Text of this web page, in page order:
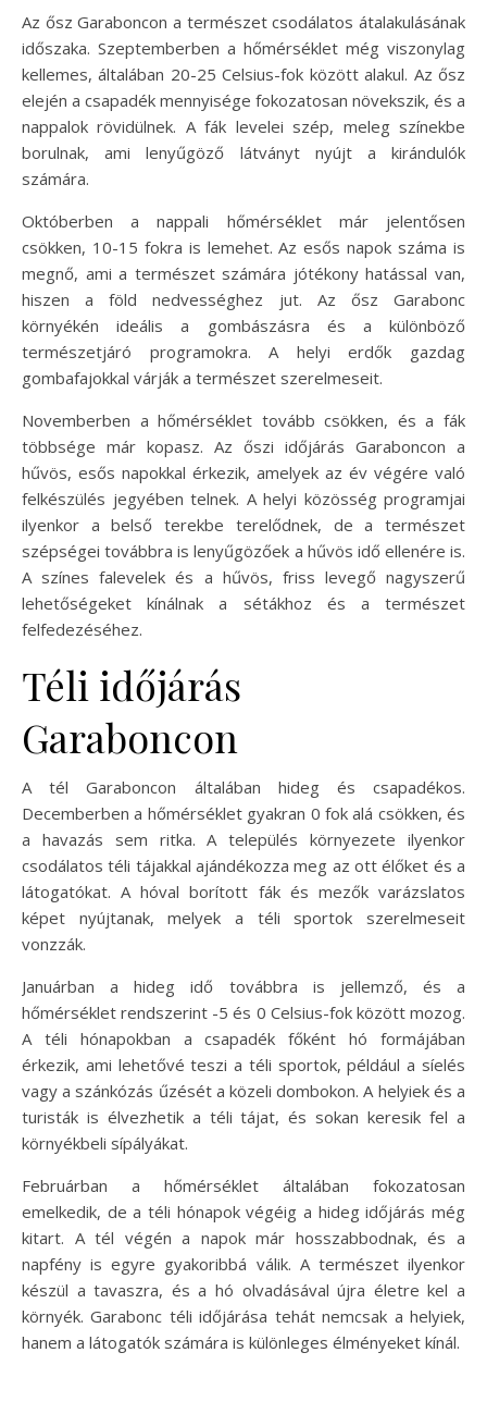
Az ősz Garaboncon a természet csodálatos átalakulásának
időszaka. Szeptemberben a hőmérséklet még viszonylag
kellemes, általában 20-25 Celsius-fok között alakul. Az ősz
elején a csapadék mennyisége fokozatosan növekszik, és a
nappalok rövidülnek. A fák levelei szép, meleg színekbe
borulnak, ami lenyűgöző látványt nyújt a kirándulók
számára.
Októberben a nappali hőmérséklet már jelentősen
csökken, 10-15 fokra is lemehet. Az esős napok száma is
megnő, ami a természet számára jótékony hatással van,
hiszen a föld nedvességhez jut. Az ősz Garabonc
környékén ideális a gombászásra és a különböző
természetjáró programokra. A helyi erdők gazdag
gombafajokkal várják a természet szerelmeseit.
Novemberben a hőmérséklet tovább csökken, és a fák
többsége már kopasz. Az őszi időjárás Garaboncon a
hűvös, esős napokkal érkezik, amelyek az év végére való
felkészülés jegyében telnek. A helyi közösség programjai
ilyenkor a belső terekbe terelődnek, de a természet
szépségei továbbra is lenyűgözőek a hűvös idő ellenére is.
A színes falevelek és a hűvös, friss levegő nagyszerű
lehetőségeket kínálnak a sétákhoz és a természet
felfedezéséhez.
Téli időjárás
Garaboncon
A tél Garaboncon általában hideg és csapadékos.
Decemberben a hőmérséklet gyakran 0 fok alá csökken, és
a havazás sem ritka. A település környezete ilyenkor
csodálatos téli tájakkal ajándékozza meg az ott élőket és a
látogatókat. A hóval borított fák és mezők varázslatos
képet nyújtanak, melyek a téli sportok szerelmeseit
vonzzák.
Januárban a hideg idő továbbra is jellemző, és a
hőmérséklet rendszerint -5 és 0 Celsius-fok között mozog.
A téli hónapokban a csapadék főként hó formájában
érkezik, ami lehetővé teszi a téli sportok, például a síelés
vagy a szánkózás űzését a közeli dombokon. A helyiek és a
turisták is élvezhetik a téli tájat, és sokan keresik fel a
környékbeli sípályákat.
Februárban a hőmérséklet általában fokozatosan
emelkedik, de a téli hónapok végéig a hideg időjárás még
kitart. A tél végén a napok már hosszabbodnak, és a
napfény is egyre gyakoribbá válik. A természet ilyenkor
készül a tavaszra, és a hó olvadásával újra életre kel a
környék. Garabonc téli időjárása tehát nemcsak a helyiek,
hanem a látogatók számára is különleges élményeket kínál.